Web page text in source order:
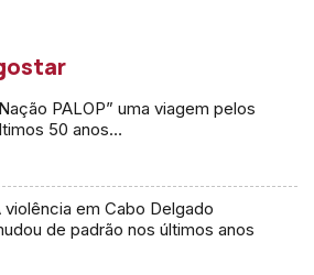
PALOP” uma viagem pelos
50 anos…
violência em Cabo Delgado
de padrão nos últimos anos